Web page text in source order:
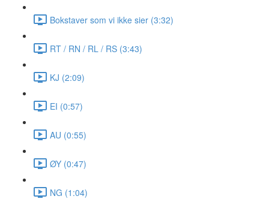
Bokstaver som vi ikke sier (3:32)
RT / RN / RL / RS (3:43)
KJ (2:09)
EI (0:57)
AU (0:55)
ØY (0:47)
NG (1:04)